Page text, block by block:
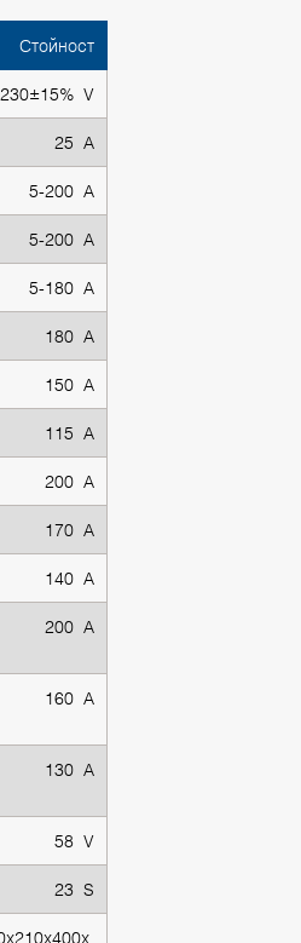
Стойност
V
25 A
5-200 A
5-200 A
5-180 A
180 А
150 А
115 А
200 А
170 А
140 А
200 А
160 А
130 А
58 V
23 S